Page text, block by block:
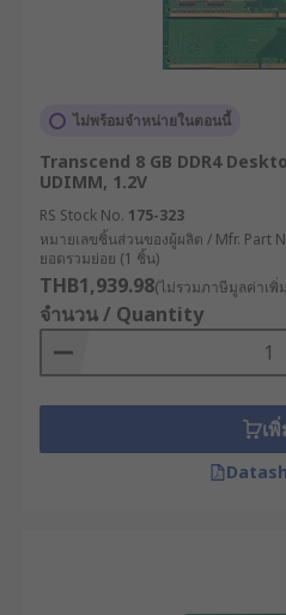
ไม่พร้อมจำหน่ายในตอนนี้
Transcend 8 GB DDR4
UDIMM, 1.2V
RS Stock No. 175-323
หมายเลขชิ้นส่วนของผู้ผลิต / Mfr. Part
ยอดรวมย่อย (1 ชิ้น)
THB1,939.98(ไม่รวมภาษีมูลค่าเพิ่
จำนวน / Quantity
เ